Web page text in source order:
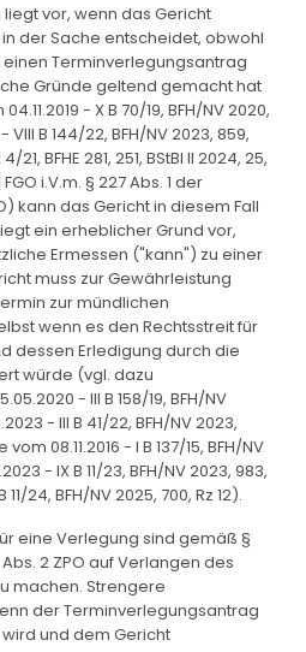
vor, wenn das Gericht
der Sache entscheidet, obwohl
Terminverlegungsantrag
Gründe geltend gemacht hat
- X B 70/19, BFH/NV 2020,
VIII B 144/22, BFH/NV 2023, 859,
21, BFHE 281, 251, BStBl II 2024, 25,
i.V.m. § 227 Abs. 1 der
kann das Gericht in diesem Fall
ein erheblicher Grund vor,
Ermessen ("kann") zu einer
muss zur Gewährleistung
zur mündlichen
wenn es den Rechtsstreit für
dessen Erledigung durch die
würde (vgl. dazu
- III B 158/19, BFH/NV
- III B 41/22, BFH/NV 2023,
08.11.2016 - I B 137/15, BFH/NV
- IX B 11/23, BFH/NV 2023, 983,
24, BFH/NV 2025, 700, Rz 12).
eine Verlegung sind gemäß §
Abs. 2 ZPO auf Verlangen des
machen. Strengere
der Terminverlegungsantrag
und dem Gericht